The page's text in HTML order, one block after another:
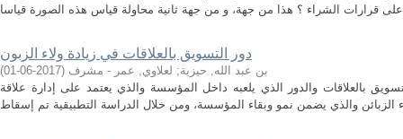
دور التسويق بالعلاقات في زيادة ولاء الزبون
بن عبد الله, حيزية; لعلاوي, عمر - مشرف (
2017-06-01
)
بالعلاقات والدور الذي يلعبه داخل المؤسسة والذي يعتمد على إدارة علاقة